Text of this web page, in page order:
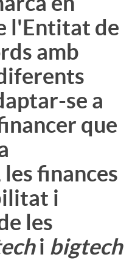
l'Entitat de
amb
se a
que
finances
i
les
i bigtech